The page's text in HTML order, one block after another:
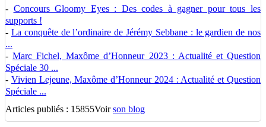
- Concours Gloomy Eyes : Des codes à gagner pour tous les
supports !
- La conquête de l’ordinaire de Jérémy Sebbane : le gardien de nos
...
-Marc Fichel, Maxôme d’Honneur 2023 : Actualité et Question
Spéciale 30 ...
- Vivien Lejeune, Maxôme d’Honneur 2024 : Actualité et Question
Spéciale ...
Articles publiés : 15855Voirson blog